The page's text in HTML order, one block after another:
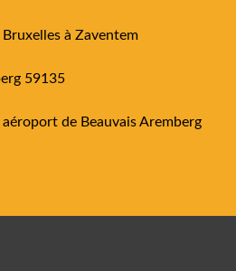
à Zaventem
59135
de Beauvais Aremberg